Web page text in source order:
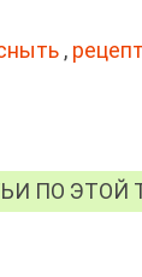
,
ПО ЭТОЙ